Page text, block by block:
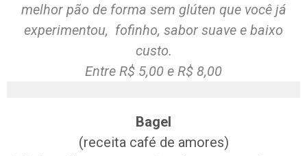
melhor pão de forma sem glúten que você já
experimentou, fofinho, sabor suave e baixo
custo.
Entre R$ 5,00 e R$ 8,00
Bagel
(receita café de amores)